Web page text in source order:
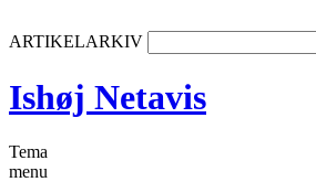
ARTIKELARKIV
Ishøj Netavis
Tema
menu